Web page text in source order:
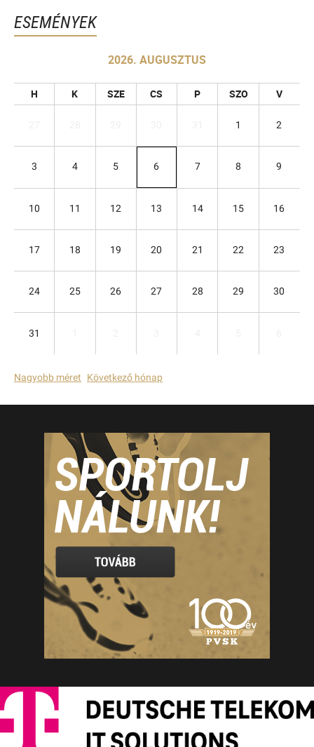
ESEMÉNYEK
2026. AUGUSZTUS
H K SZE CS P SZO V
1 2
3 4 5 6 7 8 9
10 11 12 13 14 15 16
17 18 19 20 21 22 23
24 25 26 27 28 29 30
31
Nagyobb méret Következő hónap